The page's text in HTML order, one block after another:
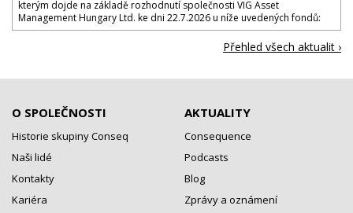
kterým dojde na základě rozhodnutí společnosti VIG Asset
Management Hungary Ltd. ke dni 22.7.2026 u níže uvedených fondů:
Přehled všech aktualit ›
O SPOLEČNOSTI
Historie skupiny Conseq
Naši lidé
Kontakty
Kariéra
AKTUALITY
Consequence
Podcasts
Blog
Zprávy a oznámení